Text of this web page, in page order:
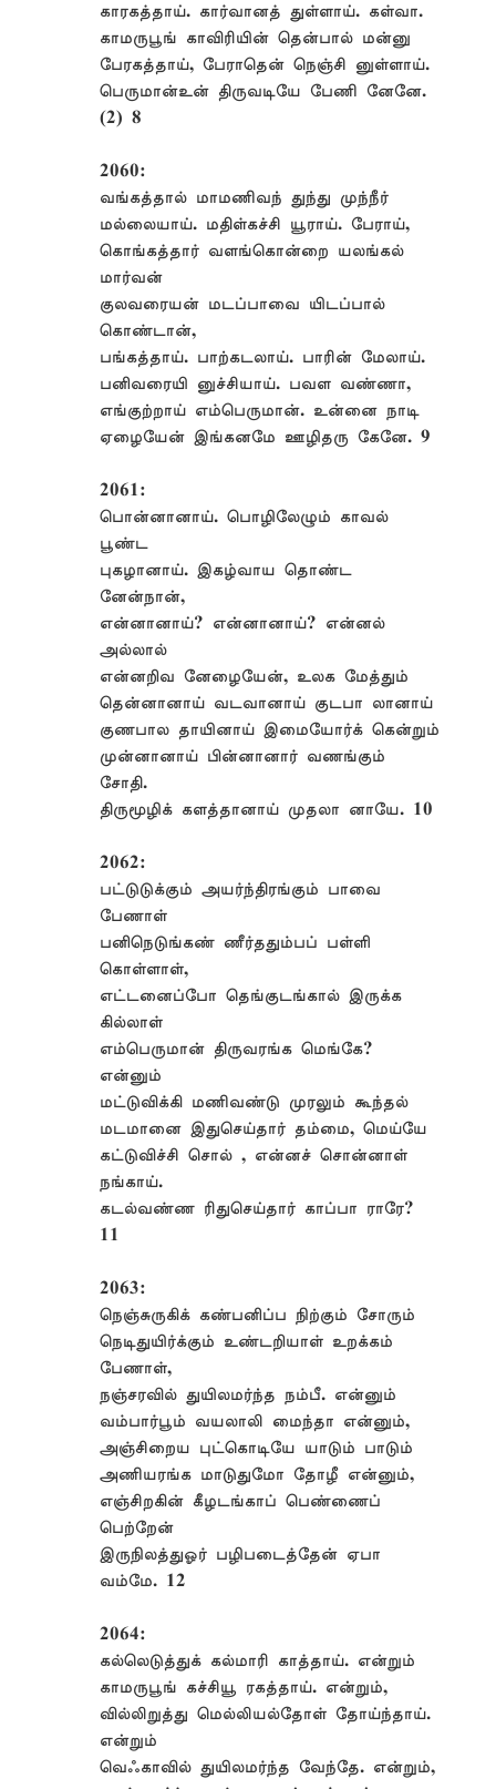
காரகத்தாய். கார்வானத் துள்ளாய். கள்வா.
காமருபூங் காவிரியின் தென்பால் மன்னு
பேரகத்தாய், பேராதென் நெஞ்சி னுள்ளாய்.
பெருமான்உன் திருவடியே பேணி னேனே.
(2) 8
2060:
வங்கத்தால் மாமணிவந் துந்து முந்நீர்
மல்லையாய். மதிள்கச்சி யூராய். பேராய்,
கொங்கத்தார் வளங்கொன்றை யலங்கல்
மார்வன்
குலவரையன் மடப்பாவை யிடப்பால்
கொண்டான்,
பங்கத்தாய். பாற்கடலாய். பாரின் மேலாய்.
பனிவரையி னுச்சியாய். பவள வண்ணா,
எங்குற்றாய் எம்பெருமான். உன்னை நாடி
ஏழையேன் இங்கனமே ஊழிதரு கேனே. 9
2061:
பொன்னானாய். பொழிலேழும் காவல்
பூண்ட
புகழானாய். இகழ்வாய தொண்ட
னேன்நான்,
என்னானாய்? என்னானாய்? என்னல்
அல்லால்
என்னறிவ னேழையேன், உலக மேத்தும்
தென்னானாய் வடவானாய் குடபா லானாய்
குணபால தாயினாய் இமையோர்க் கென்றும்
முன்னானாய் பின்னானார் வணங்கும்
சோதி.
திருமூழிக் களத்தானாய் முதலா னாயே. 10
2062:
பட்டுடுக்கும் அயர்ந்திரங்கும் பாவை
பேணாள்
பனிநெடுங்கண் ணீர்ததும்பப் பள்ளி
கொள்ளாள்,
எட்டனைப்போ தெங்குடங்கால் இருக்க
கில்லாள்
எம்பெருமான் திருவரங்க மெங்கே?
என்னும்
மட்டுவிக்கி மணிவண்டு முரலும் கூந்தல்
மடமானை இதுசெய்தார் தம்மை, மெய்யே
கட்டுவிச்சி சொல் , என்னச் சொன்னாள்
நங்காய்.
கடல்வண்ண ரிதுசெய்தார் காப்பா ராரே?
11
2063:
நெஞ்சுருகிக் கண்பனிப்ப நிற்கும் சோரும்
நெடிதுயிர்க்கும் உண்டறியாள் உறக்கம்
பேணாள்,
நஞ்சரவில் துயிலமர்ந்த நம்பீ. என்னும்
வம்பார்பூம் வயலாலி மைந்தா என்னும்,
அஞ்சிறைய புட்கொடியே யாடும் பாடும்
அணியரங்க மாடுதுமோ தோழீ என்னும்,
எஞ்சிறகின் கீழடங்காப் பெண்ணைப்
பெற்றேன்
இருநிலத்துஓர் பழிபடைத்தேன் ஏபா
வம்மே. 12
2064:
கல்லெடுத்துக் கல்மாரி காத்தாய். என்றும்
காமருபூங் கச்சியூ ரகத்தாய். என்றும்,
வில்லிறுத்து மெல்லியல்தோள் தோய்ந்தாய்.
என்றும்
வெஃகாவில் துயிலமர்ந்த வேந்தே. என்றும்,